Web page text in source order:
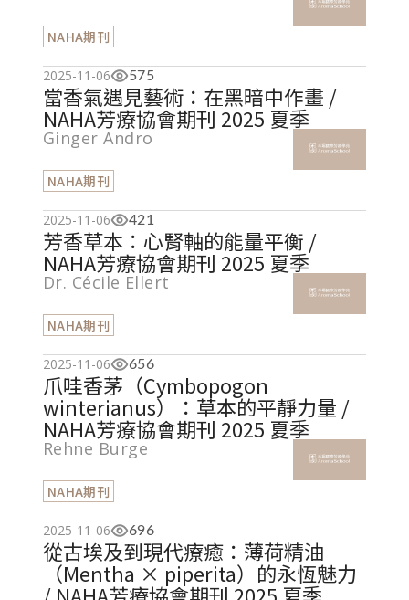
NAHA期刊
2025-11-06 575
當香氣遇見藝術：在黑暗中作畫 /
NAHA芳療協會期刊 2025 夏季
Ginger Andro
NAHA期刊
2025-11-06 421
芳香草本：心腎軸的能量平衡 /
NAHA芳療協會期刊 2025 夏季
Dr. Cécile Ellert
NAHA期刊
2025-11-06 656
爪哇香茅（Cymbopogon
winterianus）：草本的平靜力量 /
NAHA芳療協會期刊 2025 夏季
Rehne Burge
NAHA期刊
2025-11-06 696
從古埃及到現代療癒：薄荷精油
（Mentha × piperita）的永恆魅力